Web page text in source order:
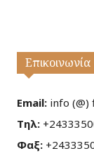
Επικοινωνία
Email: info (@)
Τηλ:
Φαξ: